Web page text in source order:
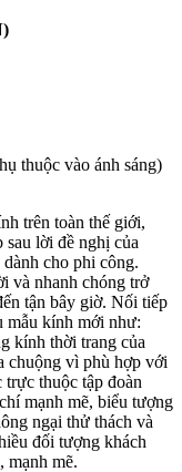
thuộc vào ánh sáng)
trên toàn thế giới,
lời đề nghị của
cho phi công.
và nhanh chóng trở
tận bây giờ. Nối tiếp
mẫu kính mới như:
kính thời trang của
chuộng vì phù hợp với
thuộc tập đoàn
mạnh mẽ, biểu tượng
ngại thử thách và
đối tượng khách
mạnh mẽ.